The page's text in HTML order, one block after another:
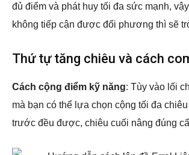
đủ điểm và phát huy tối đa sức mạnh,
không tiếp cận được đối phương thì sẽ
Thứ tự tăng chiêu và cách
Cách cộng điểm kỹ năng: Tùy vào lối
mà bạn có thể lựa chọn cộng tối đa
trước đều được, chiêu cuối nâng đúng